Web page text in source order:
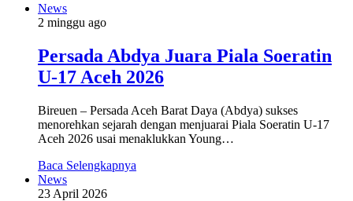
News
2 minggu ago
Persada Abdya Juara Piala Soeratin
U-17 Aceh 2026
Bireuen – Persada Aceh Barat Daya (Abdya) sukses
menorehkan sejarah dengan menjuarai Piala Soeratin U-17
Aceh 2026 usai menaklukkan Young…
Baca Selengkapnya
News
23 April 2026